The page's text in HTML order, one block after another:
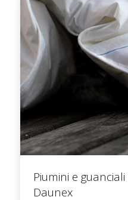
Piumini e
Daunex